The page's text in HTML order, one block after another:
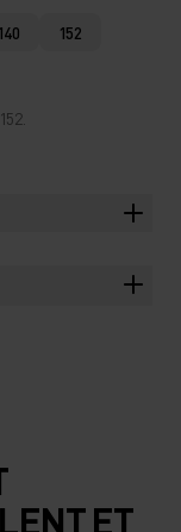
140
152
ET